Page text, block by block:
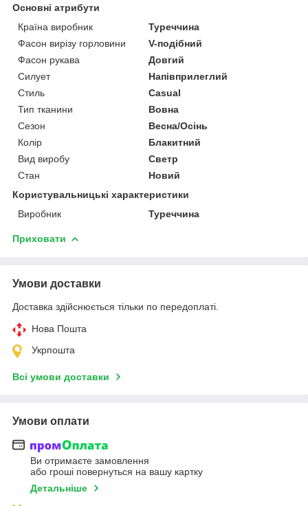
Основні атрибути
Країна виробник
Туреччина
Фасон вирізу горловини
V-подібний
Фасон рукава
Довгий
Силует
Напівприлеглий
Стиль
Casual
Тип тканини
Вовна
Сезон
Весна/Осінь
Колір
Блакитний
Вид виробу
Светр
Стан
Новий
Користувальницькі характеристики
Виробник
Туреччина
Приховати
Умови доставки
Доставка здійснюється тільки по передоплаті.
Нова Пошта
Укрпошта
Всі умови доставки
Умови оплати
Ви отримаєте замовлення
або гроші повернуться на вашу картку
Детальніше